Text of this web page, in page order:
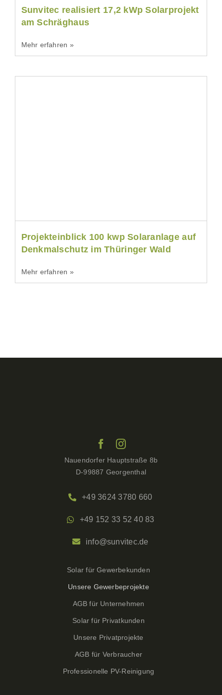
Sunvitec realisiert 17,2 kWp Solarprojekt
am Schräghaus
Mehr erfahren »
Projekteinblick 100 kwp Solaranlage auf
Denkmalschutz im Thüringer Wald
Mehr erfahren »
Nauendorfer Hauptstraße 8b
D-99887 Georgenthal
+49 3624 3780 660
+49 152 33 52 40 83
info@sunvitec.de
Solar für Gewerbekunden
Unsere Gewerbeprojekte
AGB für Unternehmen
Solar für Privatkunden
Unsere Privatprojekte
AGB für Verbraucher
Professionelle PV-Reinigung